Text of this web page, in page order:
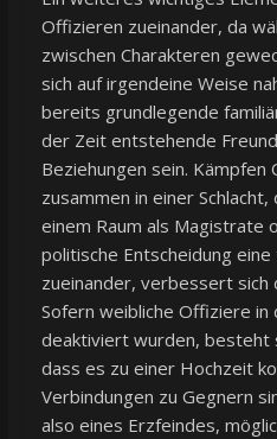
Offizieren zueinander, da
zwischen Charakteren
sich auf irgendeine Weise
bereits grundlegende
der Zeit entstehende
Beziehungen sein. Kämpfen
zusammen in einer
einem Raum als Magistrate
politische Entscheidung
zueinander, verbessert sich
Sofern weibliche Offiziere in
deaktiviert wurden, besteht
dass es zu einer Hochzeit
Verbindungen zu Gegnern
also eines Erzfeindes,